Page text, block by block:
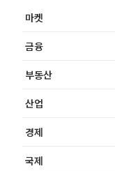
마켓
금융
부동산
산업
경제
국제